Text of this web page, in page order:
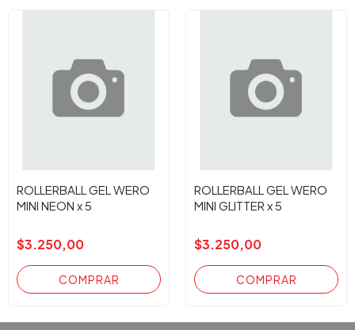
ROLLERBALL GEL WERO
MINI NEON x 5
$3.250,00
ROLLERBALL GEL WERO
MINI GLITTER x 5
$3.250,00